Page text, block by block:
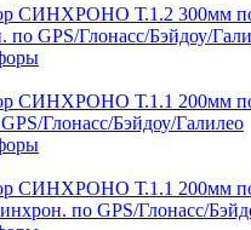
СИНХРОНО Т.1.2 300мм
по GPS/Глонасс/Бэйдоу/
СИНХРОНО Т.1.1 200мм
Глонасс/Бэйдоу/Галилео
СИНХРОНО Т.1.1 200мм
по GPS/Глонасс/